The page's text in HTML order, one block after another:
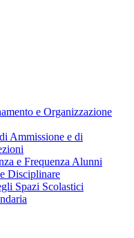
e Organizzazione
Ammissione e di
e Frequenza Alunni
Disciplinare
Spazi Scolastici